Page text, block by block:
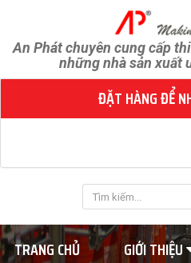
An Phát chuyên cung cấp
những nhà sản xuất
ĐẶT HÀNG ĐỂ
TRANG CHỦ GIỚI THIỆU